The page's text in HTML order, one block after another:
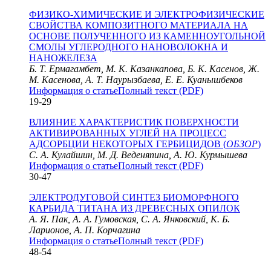
ФИЗИКО-ХИМИЧЕСКИЕ И ЭЛЕКТРОФИЗИЧЕСКИЕ
СВОЙСТВА КОМПОЗИТНОГО МАТЕРИАЛА НА
ОСНОВЕ ПОЛУЧЕННОГО ИЗ КАМЕННОУГОЛЬНОЙ
СМОЛЫ УГЛЕРОДНОГО НАНОВОЛОКНА И
НАНОЖЕЛЕЗА
Б. Т. Ермагамбет, М. К. Казанкапова, Б. К. Касенов, Ж.
М. Касенова, А. Т. Наурызбаева, Е. Е. Куанышбеков
Информация о статьеПолный текст (PDF)
19-29
ВЛИЯНИЕ ХАРАКТЕРИСТИК ПОВЕРХНОСТИ
АКТИВИРОВАННЫХ УГЛЕЙ НА ПРОЦЕСС
АДСОРБЦИИ НЕКОТОРЫХ ГЕРБИЦИДОВ (ОБЗОР)
С. А. Кулайшин, М. Д. Веденяпина, А. Ю. Курмышева
Информация о статьеПолный текст (PDF)
30-47
ЭЛЕКТРОДУГОВОЙ СИНТЕЗ БИОМОРФНОГО
КАРБИДА ТИТАНА ИЗ ДРЕВЕСНЫХ ОПИЛОК
А. Я. Пак, А. А. Гумовская, С. А. Янковский, К. Б.
Ларионов, А. П. Корчагина
Информация о статьеПолный текст (PDF)
48-54